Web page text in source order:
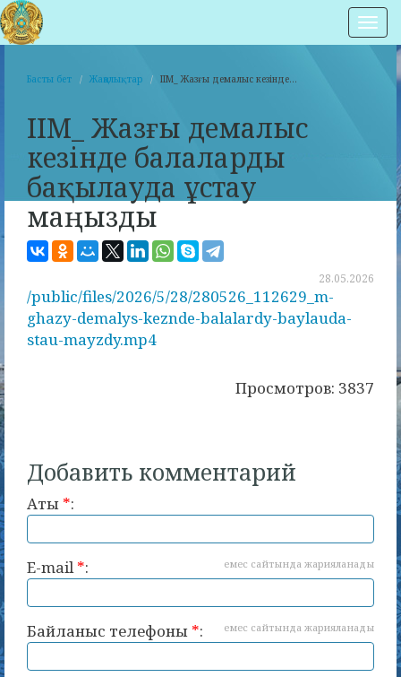
Басты бет Жаңалықтар ІІМ_ Жазғы демалыс кезінде...
ІІМ_ Жазғы демалыс
кезінде балаларды
бақылауда ұстау
маңызды
28.05.2026
/public/files/2026/5/28/280526_112629_m-
ghazy-demalys-keznde-balalardy-baylauda-
stau-mayzdy.mp4
Просмотров: 3837
Добавить комментарий
Аты *:
E-mail*: емес сайтында жарияланады
Байланыс телефоны *: емес сайтында жарияланады